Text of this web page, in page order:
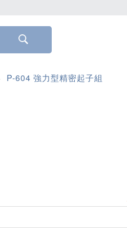
P-604 強力型精密起子組